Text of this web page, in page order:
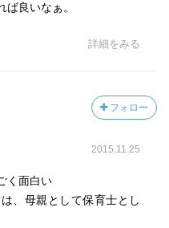
良いなぁ。
詳細をみる
フォロー
2015.11.25
く面白い
、母親として保育士とし